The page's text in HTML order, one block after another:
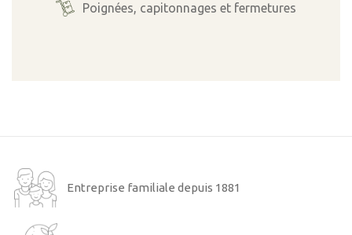
Poignées, capitonnages et fermetures
Entreprise familiale depuis 1881